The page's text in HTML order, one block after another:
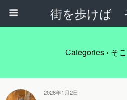
街を歩けば
Categories › そ
2026年1月2日